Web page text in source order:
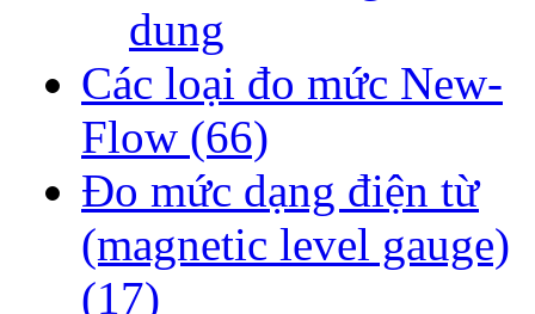
dung
Các loại đo mức New-
Flow (66)
Đo mức dạng điện từ
(magnetic level gauge)
(17)